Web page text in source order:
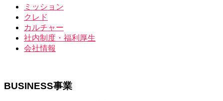
ミッション
クレド
カルチャー
社内制度・福利厚生
会社情報
BUSINESS事業